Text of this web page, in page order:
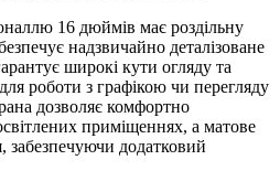
16 дюймів має роздільну
надзвичайно деталізоване
широкі кути огляду та
роботи з графікою чи перегляду
дозволяє комфортно
приміщеннях, а матове
забезпечуючи додатковий